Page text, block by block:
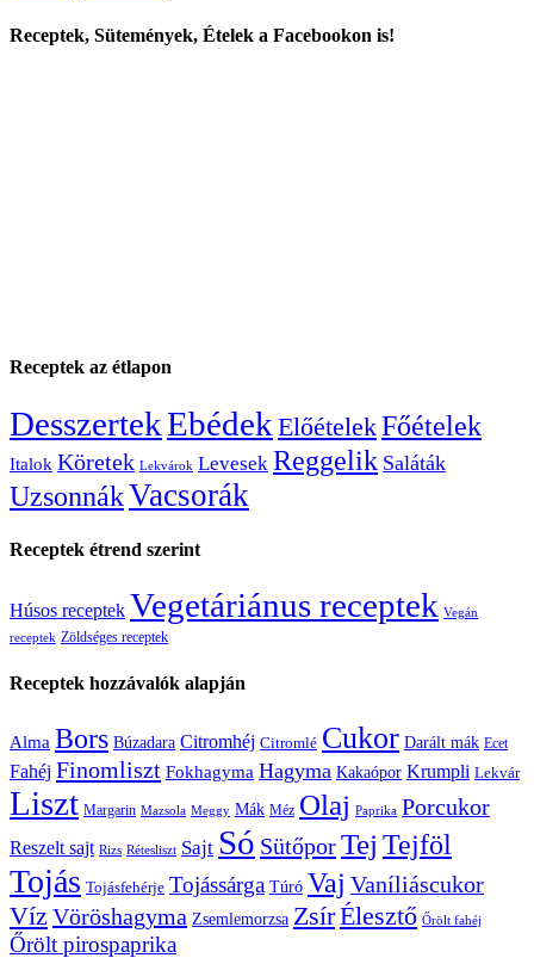
Receptek, Sütemények, Ételek a Facebookon is!
Receptek az étlapon
DesszertekEbédek ElőételekFőételek
Italok Köretek Lekvárok Levesek Reggelik Saláták
UzsonnákVacsorák
Receptek étrend szerint
Húsos receptek Vegetáriánus receptek Vegán
receptek Zöldséges receptek
Receptek hozzávalók alapján
Alma Bors Búzadara Citromhéj Citromlé Cukor Darált mák Ecet
Fahéj Finomliszt Fokhagyma Hagyma Kakaópor Krumpli Lekvár
Liszt Margarin Mazsola Meggy Mák Méz Olaj Paprika Porcukor
Reszelt sajt Rizs Rétesliszt Sajt Só SütőporTej Tejföl
Tojás Tojásfehérje Tojássárga Túró Vaj Vaníliáscukor
Víz Vöröshagyma Zsemlemorzsa ZsírÉlesztő Őrölt fahéj
Őrölt pirospaprika